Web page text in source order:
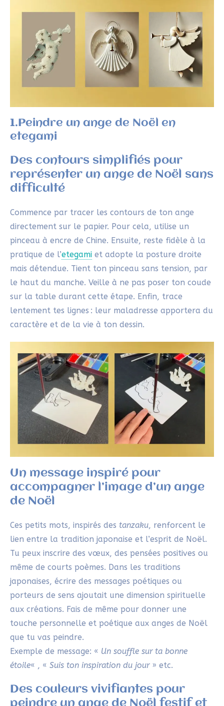
1.Peindre un ange de Noël en
etegami
Des contours simplifiés pour
représenter un ange de Noël sans
difficulté
Commence par tracer les contours de ton ange
directement sur le papier. Pour cela, utilise un
pinceau à encre de Chine. Ensuite, reste fidèle à la
pratique de l’etegamiet adopte la posture droite
mais détendue. Tient ton pinceau sans tension, par
sur la table durant cette étape. Enfin, trace
lentement tes lignes : leur maladresse apportera du
caractère et de la vie à ton dessin.
Un message inspiré pour
accompagner l’image d’un ange
de Noël
Ces petits mots, inspirés destanzaku, renforcent le
lien entre la tradition japonaise et l’esprit de Noël.
Tu peux inscrire des vœux, des pensées positives ou
même de courts poèmes. Dans les traditions
japonaises, écrire des messages poétiques ou
aux créations. Fais de même pour donner une
touche personnelle et poétique aux anges de Noël
que tu vas peindre.
Exemple de message: «Un souffle sur ta bonne
étoile« , «Suis ton inspiration du jour» etc.
Des couleurs vivifiantes pour
peindre un ange de Noël festif et
joyeux
En peignant mes cartes d’anges de Noël, j’ai voulu
évoquer les suspensions multicolores japonaises, si
légères et vibrantes. Ces teintes éclatantes, utilisées
dans lestanzaku, m’ont inspirée à revisiter les anges